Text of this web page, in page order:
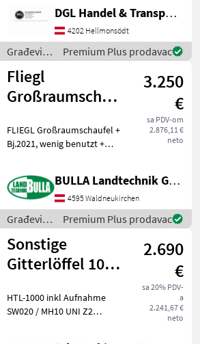
Oglasi
Građevinski strojevi Lopate
DGL Handel & Transporte
4202 Hellmonsödt
Građevinski
strojevi /
Winkelbauer
Premium Plus prodavac
Fliegl
Großraumschaufel
Scorpion
3.250
€
sa PDV-om
2.876,11 €
neto
FLIEGL Großraumschaufel +
Bj.2021, wenig benutzt +
4 Meter + Höhe 1, 2 Meter +
Tiefe max. 1.5 Meter Građevi
BULLA Landtechnik GmbH
4595 Waldneukirchen
Građevinski
strojevi /
Fliegl
Premium Plus prodavac
Sonstige
Gitterlöffel 1000
2.690
€
sa 20% PDV-
a
2.241,67 €
neto
HTL-1000 inkl Aufnahme
SW020 / MH10 UNI Z2